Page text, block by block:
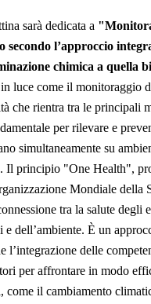
sarà dedicata a
secondo l’approccio
chimica a quella
in luce come il monitoraggio
che rientra tra le principali
per rilevare e
simultaneamente su
Il principio "One Health",
Mondiale della
tra la salute degli
e dell’ambiente. È un
l’integrazione delle
per affrontare in modo
come il cambiamento